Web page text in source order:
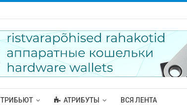
ТРИБЬЮТ АТРИБУТЫ ВСЯ ЛЕНТА